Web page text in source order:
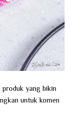
produk yang bikin
untuk komen